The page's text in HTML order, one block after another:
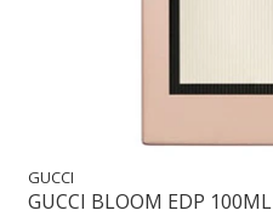
GUCCI
GUCCI BLOOM EDP 100ML